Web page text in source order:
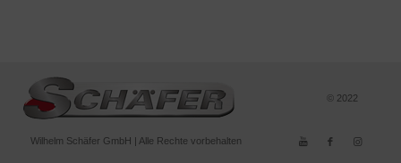
© 2022
Wilhelm Schäfer GmbH | Alle Rechte vorbehalten